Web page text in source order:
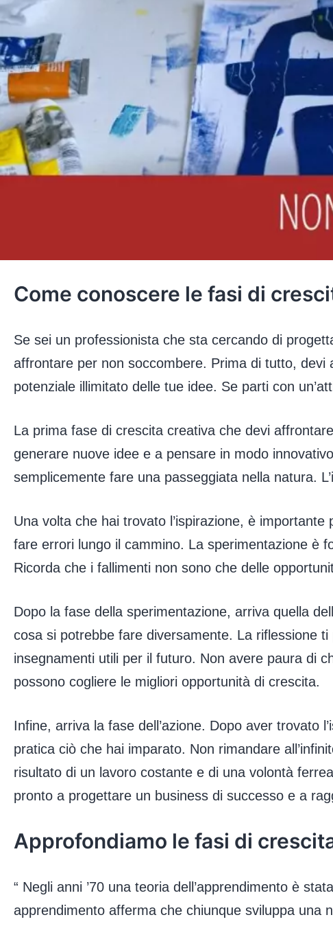
Come conoscere le fasi di
Se sei un professionista che sta cercando di
affrontare per non soccombere. Prima di tutto,
potenziale illimitato delle tue idee. Se parti con
La prima fase di crescita creativa che devi
generare nuove idee e a pensare in modo
semplicemente fare una passeggiata nella natura.
Una volta che hai trovato l’ispirazione, è
fare errori lungo il cammino. La sperimentazione è
Ricorda che i fallimenti non sono che delle
Dopo la fase della sperimentazione, arriva quella
cosa si potrebbe fare diversamente. La riflessione
insegnamenti utili per il futuro. Non avere paura di
possono cogliere le migliori opportunità di crescita.
Infine, arriva la fase dell’azione. Dopo aver trovato
pratica ciò che hai imparato. Non rimandare
risultato di un lavoro costante e di una volontà
pronto a progettare un business di successo e a
Approfondiamo le fasi di
“ Negli anni ’70 una teoria dell’apprendimento è
apprendimento afferma che chiunque sviluppa una